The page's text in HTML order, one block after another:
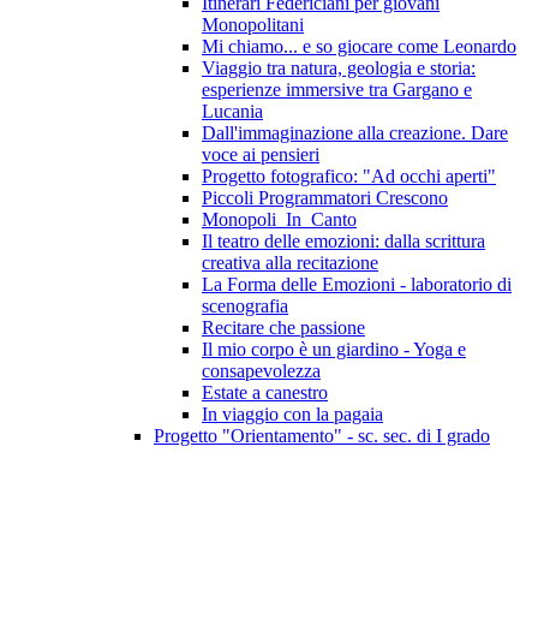
Monopolitani
Mi chiamo... e so giocare come Leonardo
Viaggio tra natura, geologia e storia:
esperienze immersive tra Gargano e
Lucania
Dall'immaginazione alla creazione. Dare
voce ai pensieri
Progetto fotografico: "Ad occhi aperti"
Piccoli Programmatori Crescono
Monopoli_In_Canto
Il teatro delle emozioni: dalla scrittura
creativa alla recitazione
La Forma delle Emozioni - laboratorio di
scenografia
Recitare che passione
Il mio corpo è un giardino - Yoga e
consapevolezza
Estate a canestro
In viaggio con la pagaia
Progetto "Orientamento" - sc. sec. di I grado